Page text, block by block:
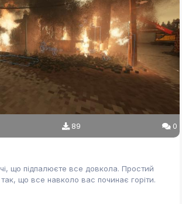
89 0
що підпалюєте все довкола. Простий
що все навколо вас починає горіти.